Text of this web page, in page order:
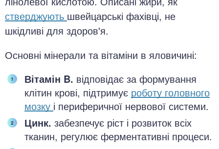
стверджують швейцарські фахівці, не
шкідливі для здоров'я.
Основні мінерали та вітаміни в яловичині:
Вітамін B. відповідає за формування
клітин крові, підтримує роботу головного
мозку і периферичної нервової системи.
Цинк. забезпечує ріст і розвиток всіх
тканин, регулює ферментативні процеси.